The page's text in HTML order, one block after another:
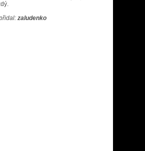
zaludenko